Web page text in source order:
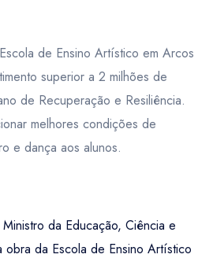
de Ensino Artístico em Arcos
superior a 2 milhões de
de Recuperação e Resiliência.
melhores condições de
e dança aos alunos.
da Educação, Ciência e
obra da Escola de Ensino Artístico